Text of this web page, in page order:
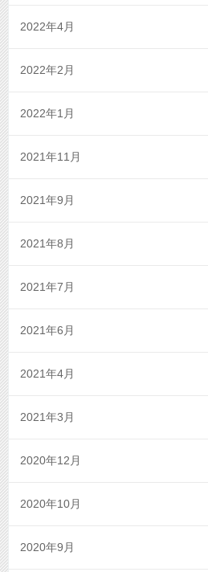
2022年4月
2022年2月
2022年1月
2021年11月
2021年9月
2021年8月
2021年7月
2021年6月
2021年4月
2021年3月
2020年12月
2020年10月
2020年9月